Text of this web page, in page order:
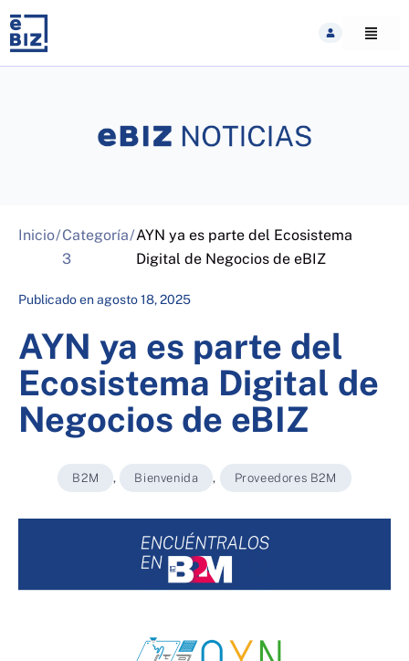
content
Inicio/Categoría
3
/AYN ya es parte del Ecosistema
Digital de Negocios de eBIZ
Publicado enagosto 18, 2025
AYN ya es parte del
Ecosistema Digital de
Negocios de eBIZ
B2M , Bienvenida , Proveedores B2M